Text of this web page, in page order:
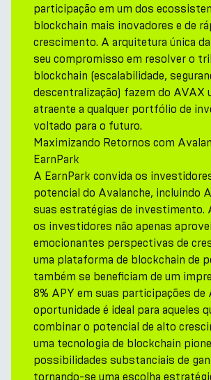
participação em um dos
blockchain mais inovadores e de
crescimento. A arquitetura única
seu compromisso em resolver o
blockchain (escalabilidade,
descentralização) fazem do AVAX
atraente a qualquer portfólio de
voltado para o futuro.
Maximizando Retornos com
EarnPark
A EarnPark convida os
potencial do Avalanche, incluindo
suas estratégias de investimento.
os investidores não apenas
emocionantes perspectivas de
uma plataforma de blockchain de
também se beneficiam de um
8% APY em suas participações de
oportunidade é ideal para aqueles
combinar o potencial de alto
uma tecnologia de blockchain
possibilidades substanciais de
tornando-se uma escolha